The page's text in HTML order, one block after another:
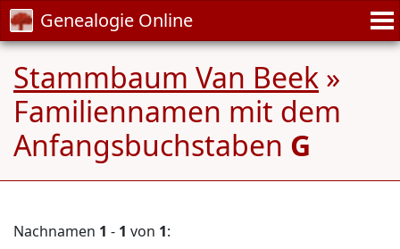
Genealogie Online
Stammbaum Van Beek »
Familiennamen mit dem
Anfangsbuchstaben G
Nachnamen 1 - 1 von 1: